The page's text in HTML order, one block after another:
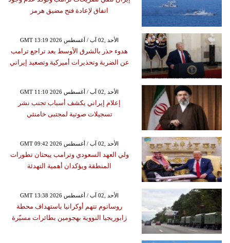
اتفاق لإعادة فتح مضيق هرمز
GMT 13:19 2026 الأحد ,02 آب / أغسطس
هدوء حذر بالشرق الأوسط بعد تراجع ترامب
عن الضربة وتحذيرات أميركية وتصعيد إيراني
GMT 11:10 2026 الأحد ,02 آب / أغسطس
إعلام إيراني يكشف أسباب تجنب نشر
تسجيلات صوتية لمجتبى خامنئي
GMT 09:42 2026 الأحد ,02 آب / أغسطس
ولي العهد السعودي وترامب يبحثان تطورات
المنطقة ويؤكدان أهمية التهدئة
GMT 13:38 2026 الأحد ,02 آب / أغسطس
روساتوم تتهم أوكرانيا باستهداف محطة
زابوريجيا النووية بهجومين بطائرات مسيّرة